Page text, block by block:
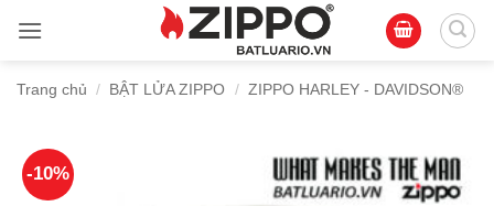
qua
dungTrang chủ / BẬT LỬA ZIPPO / ZIPPO HARLEY - DAVIDSON®
-10%